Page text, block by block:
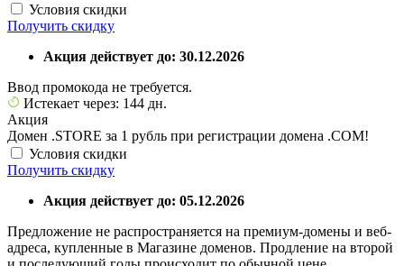
Условия скидки
Получить скидку
Акция действует до: 30.12.2026
Ввод промокода не требуется.
Истекает через: 144 дн.
Акция
Домен .STORE за 1 рубль при регистрации домена .COM!
Условия скидки
Получить скидку
Акция действует до: 05.12.2026
Предложение не распространяется на премиум-домены и веб-
адреса, купленные в Магазине доменов. Продление на второй